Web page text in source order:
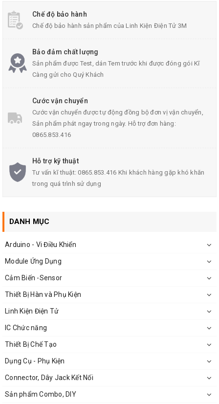
Thông Số Kĩ Thuật Camera Raspberry:
Quay video ở độ phân giải 1080p30, 720p60 và
640x480p90
Kích thước bo mạch: 2.4x2.6cm
Đặc Điểm Nổi Bật Camera Raspberry:
Tất cả phần mềm được hỗ trợ trong phiên bản mới nhất
của hệ điều hànhRaspberry
Chế độ bảo hành
Chế độ bảo hành sản phẩm của Linh Kiện Điện Tử 3M
Bảo đảm chất lượng
Sản phẩm được Test, dán Tem trước khi được đóng gói Kĩ
Càng gửi cho Quý Khách
Cước vận chuyển
Cước vận chuyển được tự động đồng bộ đơn vị vận chuyển,
Sản phẩm phát ngay trong ngày. Hỗ trợ đơn hàng:
0865.853.416
Hỗ trợ kỹ thuật
Tư vấn kĩ thuật: 0865.853.416 Khi khách hàng gặp khó khăn
trong quá trình sử dụng
DANH MỤC
Arduino - Vi Điều Khiển
Module Ứng Dụng
Cảm Biến -Sensor
Thiết Bị Hàn và Phụ Kiện
Linh Kiện Điện Tử
IC Chức năng
Thiết Bị Chế Tạo
Dụng Cụ - Phụ Kiện
Connector, Dây Jack Kết Nối
Sản phẩm Combo, DIY